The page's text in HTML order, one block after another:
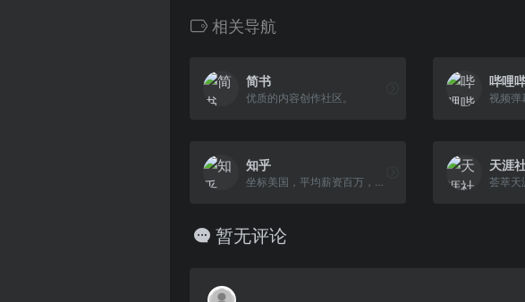
相关导航
简书
优质的内容创作社区。
哔哩
视频弹
知乎
坐标美国，平均薪资百万，质量还行的问答社区
天涯
暂无评论